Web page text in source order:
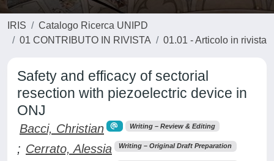
IRIS
Catalogo Ricerca UNIPD
01 CONTRIBUTO IN RIVISTA
01.01 - Articolo in rivista
Safety and efficacy of sectorial
resection with piezoelectric device in
ONJ
Bacci, Christian Writing – Review & Editing
; Cerrato, Alessia Writing – Original Draft Preparation